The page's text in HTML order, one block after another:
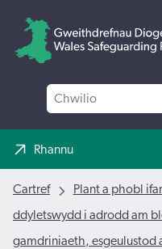
Rhannu
Cartref Plant a phobl
ddyletswydd i adrodd am
gamdriniaeth, esgeulustod